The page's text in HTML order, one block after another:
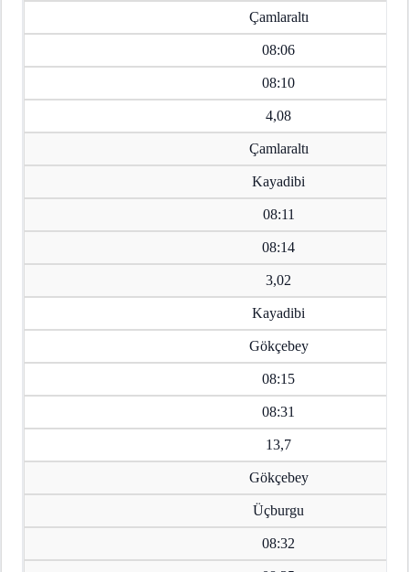
Çamlaraltı
08:06
08:10
4,08
Çamlaraltı
Kayadibi
08:11
08:14
3,02
Kayadibi
Gökçebey
08:15
08:31
13,7
Gökçebey
Üçburgu
08:32